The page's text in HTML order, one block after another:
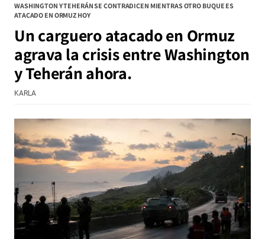
WASHINGTON Y TEHERÁN SE CONTRADICEN MIENTRAS OTRO BUQUE ES
ATACADO EN ORMUZ HOY
Un carguero atacado en Ormuz
agrava la crisis entre Washington
y Teherán ahora.
KARLA